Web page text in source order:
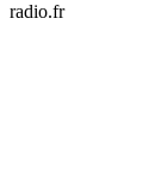
radio.fr